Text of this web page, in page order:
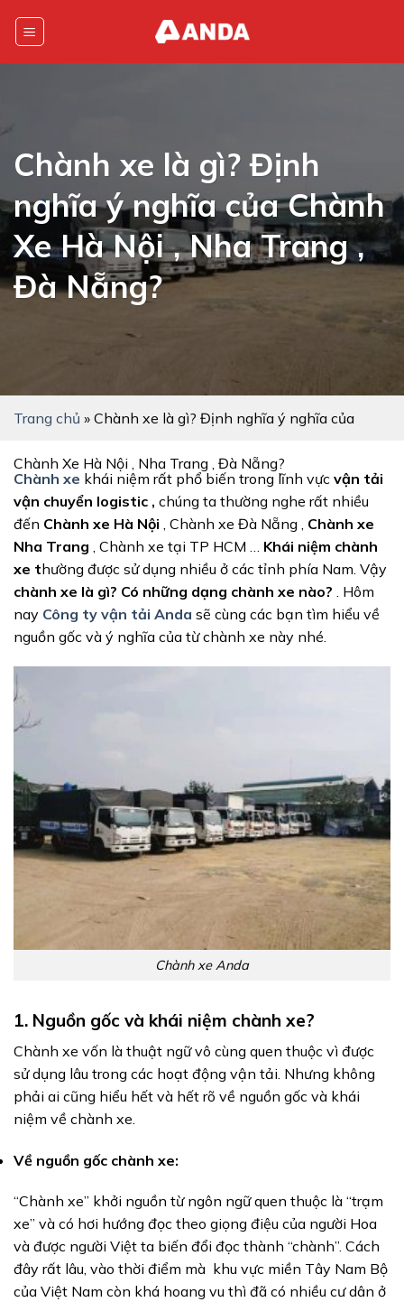
Chành xe là gì? Định
nghĩa ý nghĩa của Chành
Xe Hà Nội , Nha Trang ,
Đà Nẵng?
Trang chủ » Chành xe là gì? Định nghĩa ý nghĩa của
Chành Xe Hà Nội , Nha Trang , Đà Nẵng?
Chành xe khái niệm rất phổ biến trong lĩnh vực vận tải
vận chuyển logistic , chúng ta thường nghe rất nhiều
đến Chành xe Hà Nội , Chành xe Đà Nẵng , Chành xe
Nha Trang , Chành xe tại TP HCM … Khái niệm chành
xe thường được sử dụng nhiều ở các tỉnh phía Nam. Vậy
chành xe là gì? Có những dạng chành xe nào?
. Hôm
nay Công ty vận tải Anda sẽ cùng các bạn tìm hiểu về
nguồn gốc và ý nghĩa của từ chành xe này nhé.
Chành xe Anda
1. Nguồn gốc và khái niệm chành xe?
Chành xe vốn là thuật ngữ vô cùng quen thuộc vì được
sử dụng lâu trong các hoạt động vận tải. Nhưng không
phải ai cũng hiểu hết và hết rõ về nguồn gốc và khái
niệm về chành xe.
Về nguồn gốc chành xe:
“Chành xe” khởi nguồn từ ngôn ngữ quen thuộc là “trạm
xe” và có hơi hướng đọc theo giọng điệu của người Hoa
và được người Việt ta biến đổi đọc thành “chành”. Cách
đây rất lâu, vào thời điểm mà khu vực miền Tây Nam Bộ
của Việt Nam còn khá hoang vu thì đã có nhiều cư dân ở